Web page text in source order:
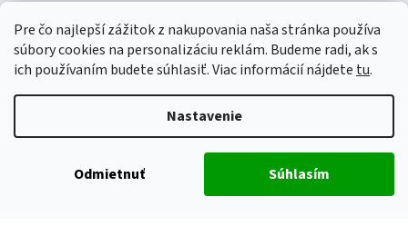
Pre čo najlepší zážitok z nakupovania naša stránka používa
súbory cookies na personalizáciu reklám. Budeme radi, ak s
ich používaním budete súhlasiť. Viac informácií nájdete tu.
Nastavenie
Odmietnuť Súhlasím